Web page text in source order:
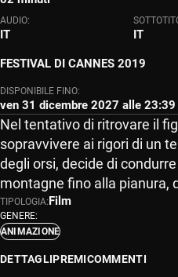
AUDIO:
IT IT
FESTIVAL DI CANNES 2019
DISPONIBILE FINO:
ven 31 dicembre 2027 alle 23:39
Nel tentativo di ritrovare il
sopravvivere ai rigori di un
degli orsi, decide di
montagne fino alla pianura,
TIPOLOGIA:Film
GENERE:
ANIMAZIONE
DETTAGLIPREMICOMMENTI